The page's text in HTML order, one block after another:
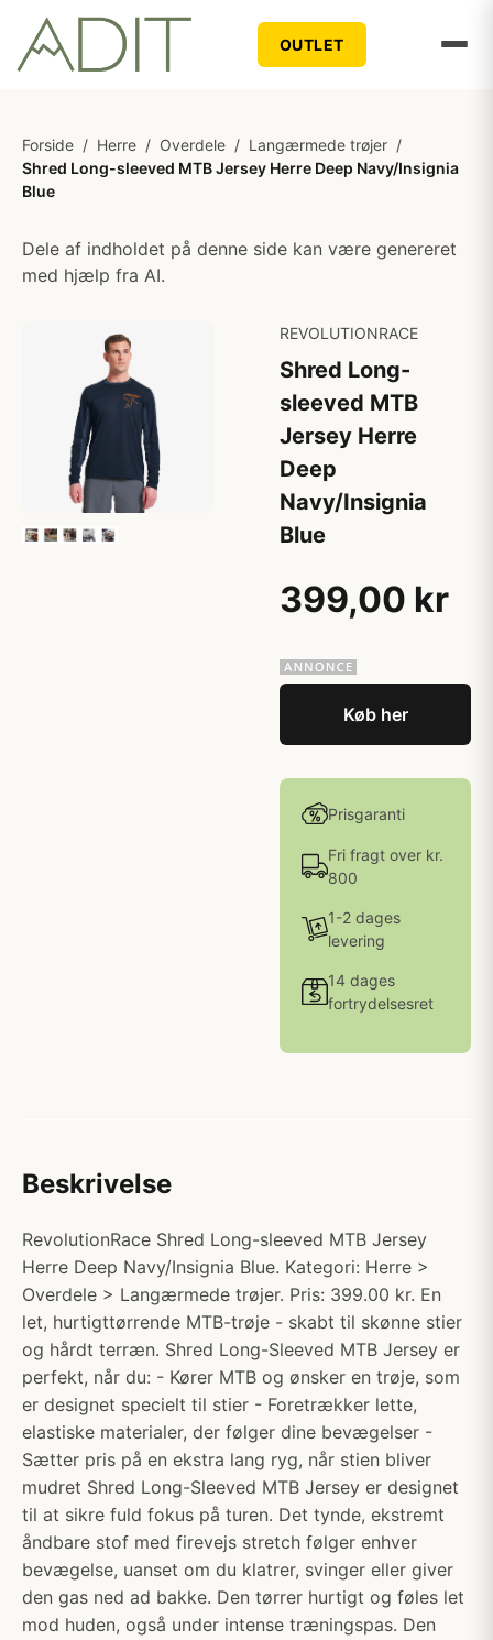
OUTLET
Forside / Herre / Overdele / Langærmede trøjer /
Shred Long-sleeved MTB Jersey Herre Deep Navy/Insignia
Blue
Dele af indholdet på denne side kan være genereret
med hjælp fra AI.
REVOLUTIONRACE
Shred Long-
sleeved MTB
Jersey Herre
Deep
Navy/Insignia
Blue
399,00 kr
Køb her
Prisgaranti
Fri fragt over kr.
800
1-2 dages
levering
14 dages
fortrydelsesret
Beskrivelse
RevolutionRace Shred Long-sleeved MTB Jersey
Herre Deep Navy/Insignia Blue. Kategori: Herre >
Overdele > Langærmede trøjer. Pris: 399.00 kr. En
let, hurtigttørrende MTB-trøje - skabt til skønne stier
og hårdt terræn. Shred Long-Sleeved MTB Jersey er
perfekt, når du: - Kører MTB og ønsker en trøje, som
er designet specielt til stier - Foretrækker lette,
elastiske materialer, der følger dine bevægelser -
Sætter pris på en ekstra lang ryg, når stien bliver
mudret Shred Long-Sleeved MTB Jersey er designet
til at sikre fuld fokus på turen. Det tynde, ekstremt
åndbare stof med firevejs stretch følger enhver
bevægelse, uanset om du klatrer, svinger eller giver
den gas ned ad bakke. Den tørrer hurtigt og føles let
mod huden, også under intense træningspas. Den